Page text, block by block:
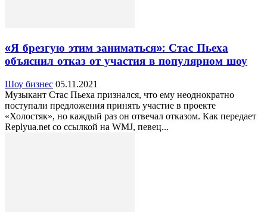
«Я брезгую этим заниматься»: Стас Пьеха
объяснил отказ от участия в популярном шоу
Шоу бизнес 05.11.2021
Музыкант Стас Пьеха признался, что ему неоднократно
поступали предложения принять участие в проекте
«Холостяк», но каждый раз он отвечал отказом. Как передает
Replyua.net со ссылкой на WMJ, певец...